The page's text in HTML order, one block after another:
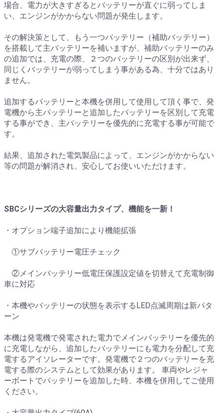
場合、電力が大きすぎるとバッテリーが直ぐに弱ってしま
い、エンジンがかからない問題が発生します。
その解決策として、もう一つバッテリー（補助バッテリー）
を搭載して主バッテリーを補いますが、補助バッテリーのみ
の追加では、充電の際、２つのバッテリーの区別が出来ず、
同じくバッテリーが弱ってしまう事がある為、十分ではあり
ません。
追加するバッテリーと本機を併用して使用して頂く事で、発
電機から主バッテリーと追加したバッテリーを区別して充電
する事ができ、主バッテリーを優先的に充電する事が可能で
す。
結果、追加された電気製品によって、エンジンがかからない
等の問題が解消され、安心してお使いいただけます。
SBCシリーズの大容量出力タイプ、機能を一新！
・オプション端子追加により機能拡張
①サブバッテリー電圧チェック
②メインバッテリー低電圧保護設定値を切替えて充電制御
車に対応
・本機やバッテリーの状態を表示するLED点滅周期は新パタ
ーン
本機は発電機で発電された電力でメインバッテリーを優先的
に充電しながら、追加したバッテリーにも電力を分配して充
電するアイソレーターです。 発電機で２つのバッテリーを充
電する際のシステムとして効果があります。 車両やレジャ
ーボートでバッテリーを追加した時、本機を併用してご使用
ください。